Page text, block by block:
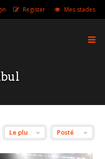
Register Mes stades